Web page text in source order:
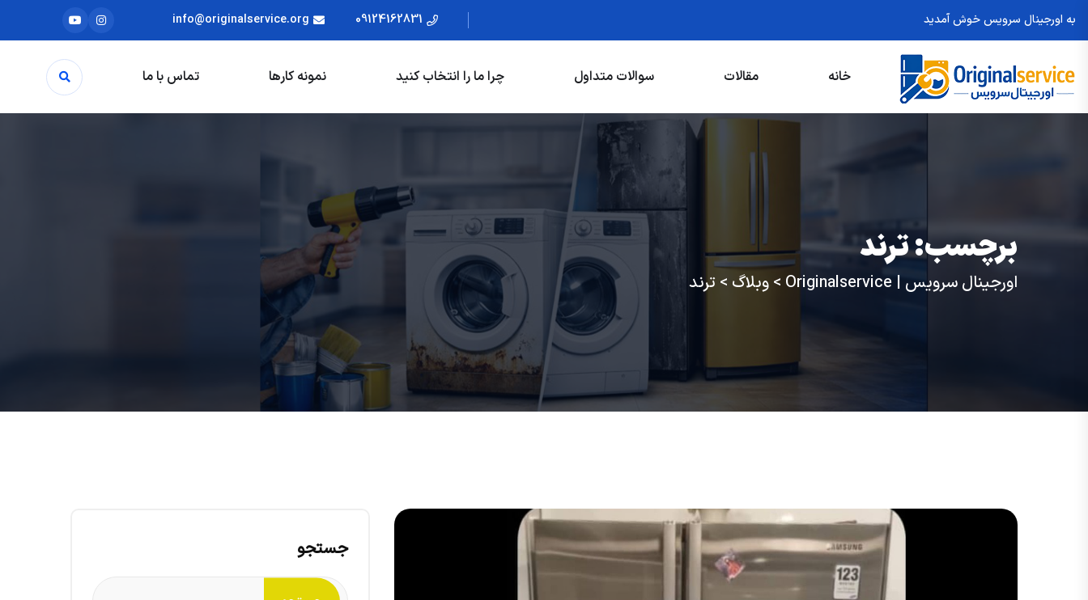
به اورجینال سرویس خوش آمدید 09124162831
info@originalservice.org
خانه مقالات سوالات متداول چرا ما را انتخاب کنید نمونه کارها تماس با ما
برچسب:ترند
اورجینال سرویس | Originalservice > وبلاگ > ترند
جستجو